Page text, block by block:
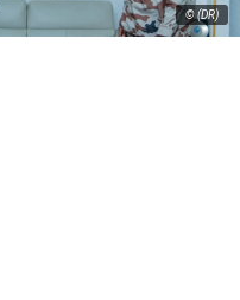
© (DR)